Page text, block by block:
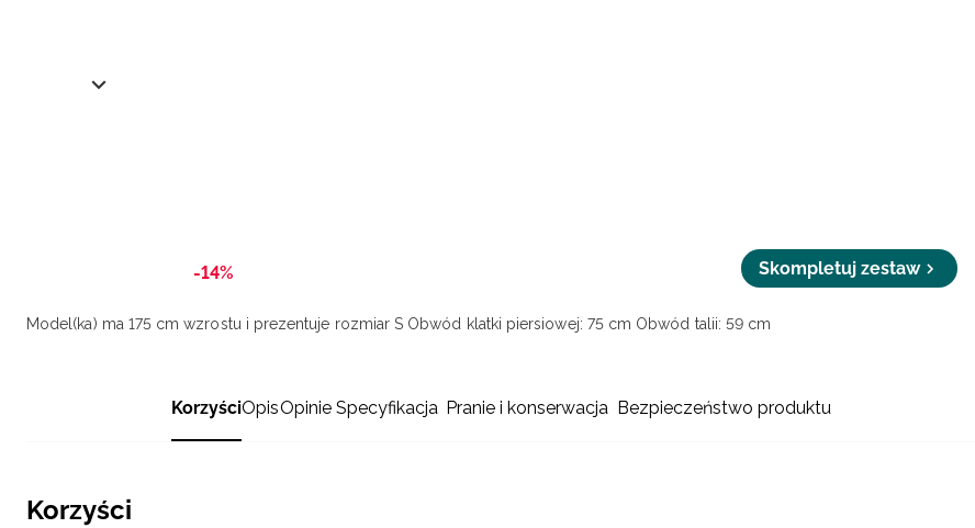
-14% Skompletuj zestaw
Model(ka) ma 175 cm wzrostu i prezentuje rozmiar S Obwód klatki piersiowej: 75 cm Obwód talii: 59 cm
KorzyściOpisOpinie Specyfikacja Pranie i konserwacja Bezpieczeństwo produktu
Korzyści